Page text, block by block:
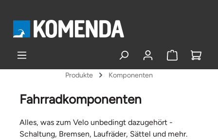
Produkte Komponenten
Fahrradkomponenten
Alles, was zum Velo unbedingt dazugehört -
Schaltung, Bremsen, Laufräder, Sättel und mehr.